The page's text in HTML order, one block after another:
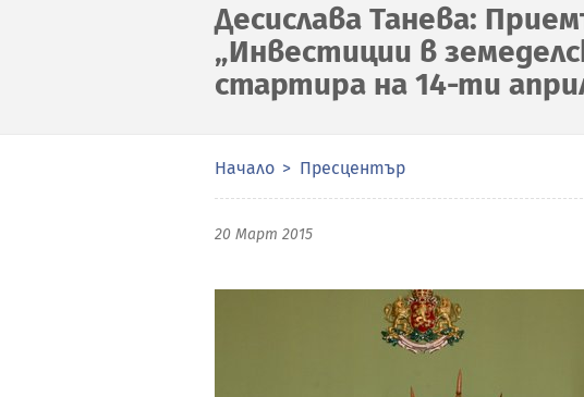
Десислава Танева:
„Инвестиции в
стартира на 14-ти
Начало Пресцентър
20 Март 2015